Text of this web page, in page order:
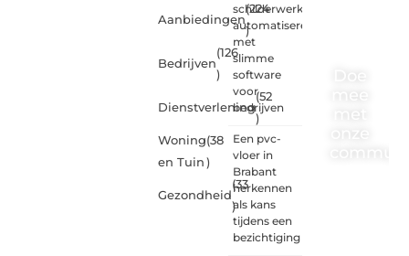
Aanbiedingen
(224
)
Bedrijven
(126
)
Dienstverlening
(52
)
Woning
en Tuin
(38
)
Gezondheid
(33
)
schilderwerk
automatiseren
met
slimme
software
voor
bedrijven
Een pvc-
vloer in
Brabant
herkennen
als kans
tijdens een
bezichtiging